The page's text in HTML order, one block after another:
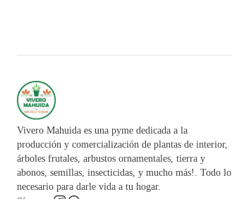
Vivero Mahuida es una pyme dedicada a la
producción y comercialización de plantas de interior,
árboles frutales, arbustos ornamentales, tierra y
abonos, semillas, insecticidas, y mucho más!. Todo lo
necesario para darle vida a tu hogar.